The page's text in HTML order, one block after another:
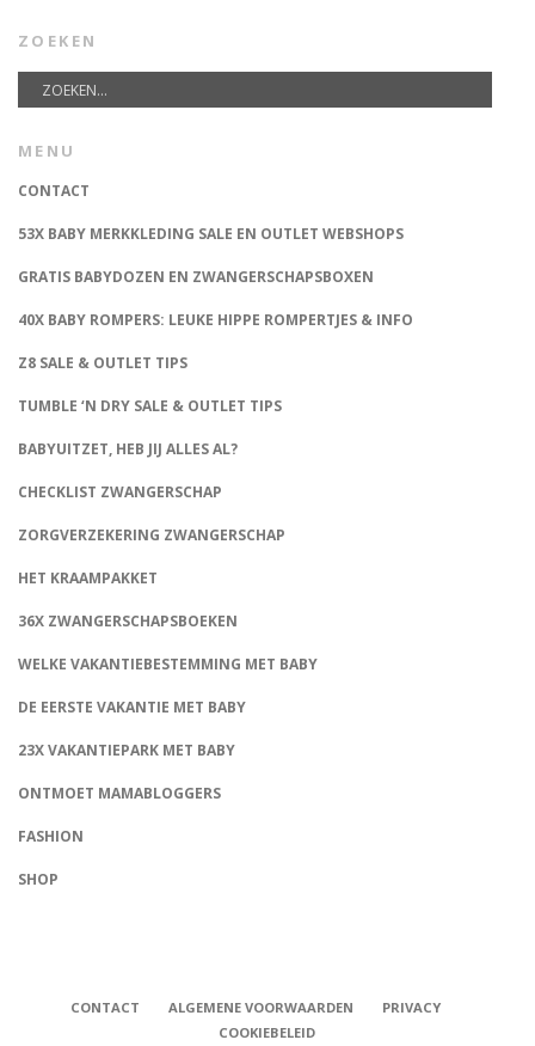
ZOEKEN
MENU
CONTACT
53X BABY MERKKLEDING SALE EN OUTLET WEBSHOPS
GRATIS BABYDOZEN EN ZWANGERSCHAPSBOXEN
40X BABY ROMPERS: LEUKE HIPPE ROMPERTJES & INFO
Z8 SALE & OUTLET TIPS
TUMBLE ‘N DRY SALE & OUTLET TIPS
BABYUITZET, HEB JIJ ALLES AL?
CHECKLIST ZWANGERSCHAP
ZORGVERZEKERING ZWANGERSCHAP
HET KRAAMPAKKET
36X ZWANGERSCHAPSBOEKEN
WELKE VAKANTIEBESTEMMING MET BABY
DE EERSTE VAKANTIE MET BABY
23X VAKANTIEPARK MET BABY
ONTMOET MAMABLOGGERS
FASHION
SHOP
CONTACT ALGEMENE VOORWAARDEN
PRIVACY
COOKIEBELEID